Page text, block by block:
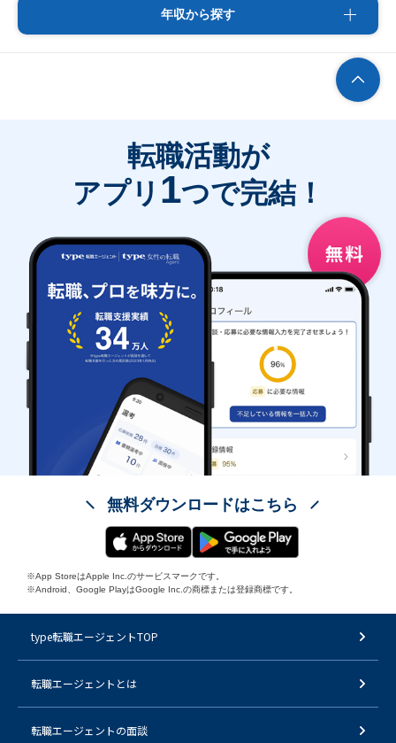
年収から探す
転職活動が
アプリ 1つで完結！
無料ダウンロードはこちら
※App StoreはApple Inc.のサービスマークです。
※Android、Google PlayはGoogle Inc.の商標または登録商標です。
type転職エージェントTOP
転職エージェントとは
転職エージェントの面談